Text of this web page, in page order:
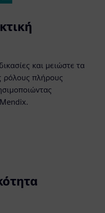
και μειώστε τα
ρόλους πλήρους